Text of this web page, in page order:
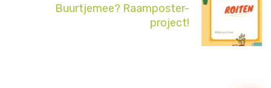
Buurtjemee? Raamposter-
project!